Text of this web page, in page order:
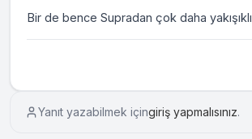
Bir de bence Supradan çok daha yakışıklı
Yanıt yazabilmek içingiriş yapmalısınız.